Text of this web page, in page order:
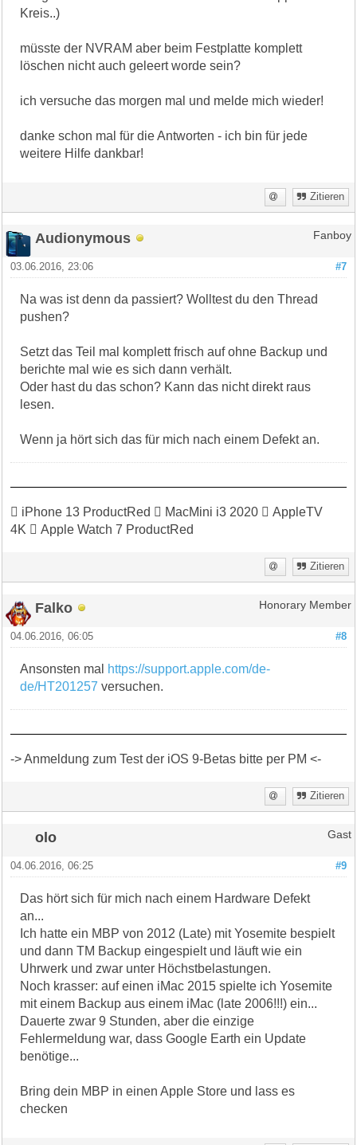
Kreis..)
müsste der NVRAM aber beim Festplatte komplett
löschen nicht auch geleert worde sein?
ich versuche das morgen mal und melde mich wieder!
danke schon mal für die Antworten - ich bin für jede
weitere Hilfe dankbar!
Zitieren
Audionymous Fanboy
#7
03.06.2016, 23:06
Na was ist denn da passiert? Wolltest du den Thread
pushen?
Setzt das Teil mal komplett frisch auf ohne Backup und
berichte mal wie es sich dann verhält.
Oder hast du das schon? Kann das nicht direkt raus
lesen.
Wenn ja hört sich das für mich nach einem Defekt an.
 iPhone 13 ProductRed  MacMini i3 2020  AppleTV
4K  Apple Watch 7 ProductRed
Zitieren
Falko Honorary Member
#8
04.06.2016, 06:05
Ansonsten mal
https://support.apple.com/de-
de/HT201257 versuchen.
-> Anmeldung zum Test der iOS 9-Betas bitte per PM <-
Zitieren
olo Gast
#9
04.06.2016, 06:25
Das hört sich für mich nach einem Hardware Defekt
an...
Ich hatte ein MBP von 2012 (Late) mit Yosemite bespielt
und dann TM Backup eingespielt und läuft wie ein
Uhrwerk und zwar unter Höchstbelastungen.
Noch krasser: auf einen iMac 2015 spielte ich Yosemite
mit einem Backup aus einem iMac (late 2006!!!) ein...
Dauerte zwar 9 Stunden, aber die einzige
Fehlermeldung war, dass Google Earth ein Update
benötige...
Bring dein MBP in einen Apple Store und lass es
checken